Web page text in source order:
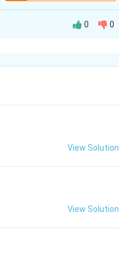
0 0
View Solution
View Solution